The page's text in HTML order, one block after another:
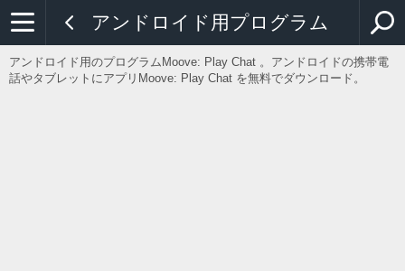
アンドロイド用プログラム
アンドロイド用のプログラムMoove: Play Chat 。アンドロイドの携帯電
話やタブレットにアプリMoove: Play Chat を無料でダウンロード。